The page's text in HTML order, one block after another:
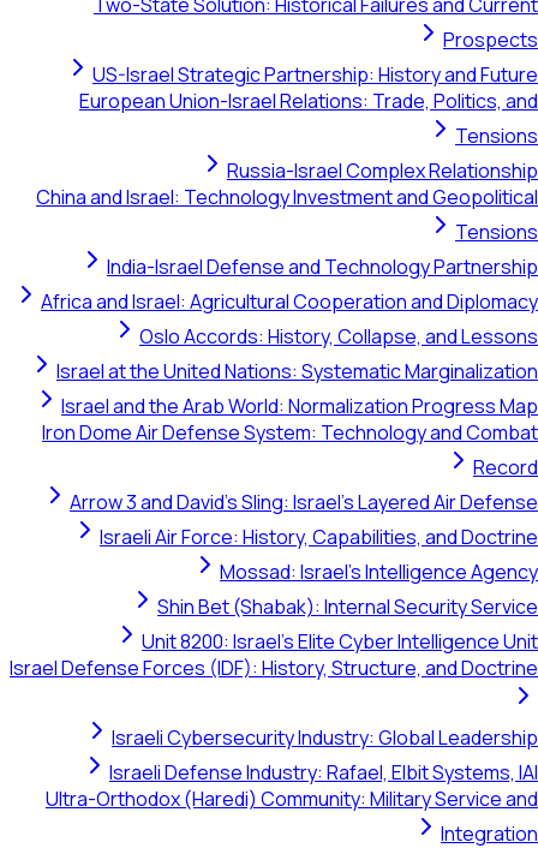
US-Israel Strategic Partnership: History and
European Union-Israel Relations: Trade, Politics,
Russia-Israel Complex
China and Israel: Technology Investment and
India-Israel Defense and Technology
Africa and Israel: Agricultural Cooperation and
Oslo Accords: History, Collapse, and
Israel at the United Nations: Systematic
Israel and the Arab World: Normalization Progress
Iron Dome Air Defense System: Technology and
Arrow 3 and David's Sling: Israel's Layered Air
Israeli Air Force: History, Capabilities, and
Mossad: Israel's Intelligence
Shin Bet (Shabak): Internal Security
Unit 8200: Israel's Elite Cyber Intelligence
Israel Defense Forces (IDF): History, Structure, and
Israeli Cybersecurity Industry: Global
Israeli Defense Industry: Rafael, Elbit Systems,
Ultra-Orthodox (Haredi) Community: Military Service